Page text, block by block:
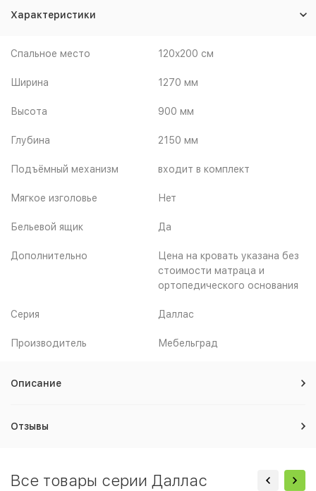
Характеристики
Спальное место 120x200 см
Ширина 1270 мм
Высота 900 мм
Глубина 2150 мм
Подъёмный механизм входит в комплект
Мягкое изголовье Нет
Бельевой ящик Да
Дополнительно
Цена на кровать указана без
стоимости матраца и
ортопедического основания
Серия Даллас
Производитель Мебельград
Описание
Отзывы
Все товары серии Даллас